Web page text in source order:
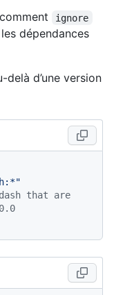
ignore
dépendances
d’une version
that are